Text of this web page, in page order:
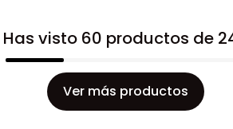
Has visto 60 productos de
Ver más productos